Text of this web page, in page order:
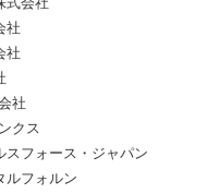
社
社
社
クス
スフォース・ジャパン
ルフォルン